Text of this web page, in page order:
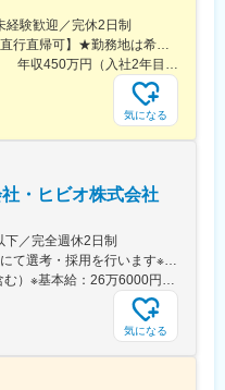
験歓迎／完休2日制
【全国27都府県／原則転勤なし／直行直帰可】★勤務地は希望を考慮★拠点により車通勤OK※充足状況により、ご希望の勤務地での募集が終了している場合があります。※転居を伴う転勤の有無は、半年ごとに希望を伺い、選択いただけます。■東北■・宮城県（仙台市）■関東■・東京都（東京23区など）・神奈川県（横浜市など）・埼玉県（さいたま市など）・千葉県（千葉市など）・茨城県（水戸市）・栃木県（宇都宮市／足利市）・群馬県（前橋市）■東海■・愛知県（名古屋市／豊田市／豊橋市／小牧市）・静岡県（静岡市／浜松市／沼津市／焼津市／富士市）・岐阜県（岐阜市）・三重県（四日市市）■信越・北陸■・長野県（長野市）・山梨県（甲府市）・石川県（金沢市）・富山県（富山市）・福井県（福井市）■関西■・大阪府・兵庫県（神戸市／尼崎市／姫路市）・京都府（京都市）・奈良県（奈良市／天理市）・滋賀県（大津市／彦根市）・和歌山県（和歌山市／田辺市）■中国■・広島県（広島市）・岡山県（岡山市）■四国■・香川県（高松市）■九州■・福岡県（福岡市）
年収535万円（入社3年目／29歳） 年収450万円（入社2年目／26歳）
気になる
・ヒビオ株式会社
／完全週休2日制
2社合同募集です。※ご希望の法人にて選考・採用を行います※配属先については、入社された法人内でご希望を考慮の上決定します大阪府大阪市北区西天満2-10-2 幸田ビル5階※ウールズプラス株式会社、ヒビオ株式会社ともに上記住所での勤務となります※オフィス内禁煙＜各社共通＞
月給27万1000円～（固定残業代含む）※基本給：26万6000円～※固定残業代は、時間外労働の有無に関わらず月2.45時間分を、一律5000円支給※上記を超える時間外労働分は追加で支給＜各社共通＞
気になる